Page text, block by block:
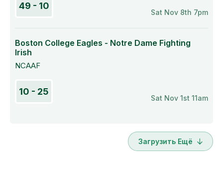
49 - 10
Sat Nov 8th 7pm
Boston College Eagles - Notre Dame Fighting
Irish
NCAAF
10 - 25
Sat Nov 1st 11am
Загрузить Ещё